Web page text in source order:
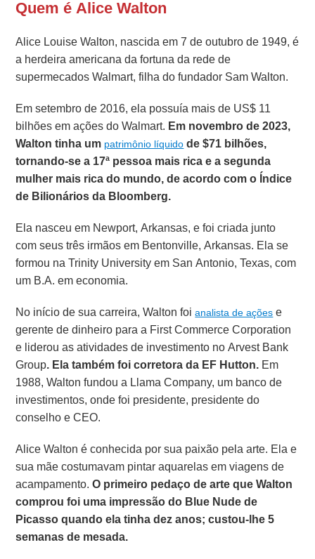
Quem é Alice Walton
Alice Louise Walton, nascida em 7 de outubro de 1949, é
a herdeira americana da fortuna da rede de
supermecados Walmart, filha do fundador Sam Walton.
Em setembro de 2016, ela possuía mais de US$ 11
bilhões em ações do Walmart. Em novembro de 2023,
Walton tinha um patrimônio líquido de $71 bilhões,
tornando-se a 17ª pessoa mais rica e a segunda
mulher mais rica do mundo, de acordo com o Índice
de Bilionários da Bloomberg.
Ela nasceu em Newport, Arkansas, e foi criada junto
com seus três irmãos em Bentonville, Arkansas. Ela se
formou na Trinity University em San Antonio, Texas, com
um B.A. em economia.
No início de sua carreira, Walton foianalista de ações e
gerente de dinheiro para a First Commerce Corporation
e liderou as atividades de investimento no Arvest Bank
Group. Ela também foi corretora da EF Hutton. Em
1988, Walton fundou a Llama Company, um banco de
investimentos, onde foi presidente, presidente do
conselho e CEO.
Alice Walton é conhecida por sua paixão pela arte. Ela e
sua mãe costumavam pintar aquarelas em viagens de
acampamento.O primeiro pedaço de arte que Walton
comprou foi uma impressão do Blue Nude de
Picasso quando ela tinha dez anos; custou-lhe 5
semanas de mesada.